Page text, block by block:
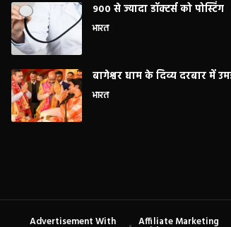
900 से ज्यादा डॉक्टर्स को पोस्टिंग
भारत
बागेश्वर धाम के दिव्य दरबार में
भारत
Advertisement With Affiliate Marketing